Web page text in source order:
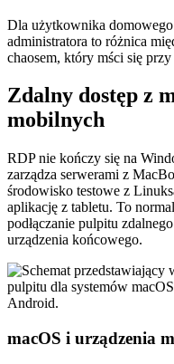
Dla użytkownika
administratora to różnica
chaosem, który mści się
Zdalny dostęp z
mobilnych
RDP nie kończy się na
zarządza serwerami z
środowisko testowe z
aplikację z tabletu. To
podłączanie pulpitu
urządzenia końcowego.
macOS i urządzenia